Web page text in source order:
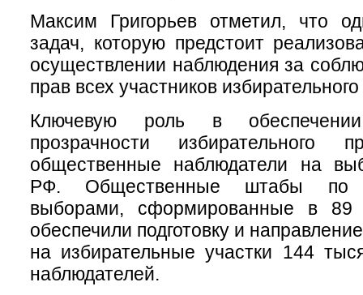
Максим Григорьев отметил, что
задач, которую предстоит
осуществлении наблюдения за
прав всех участников
Ключевую роль в
прозрачности избирательного
общественные наблюдатели на
РФ. Общественные штабы по
выборами, сформированные в 89
обеспечили подготовку и
на избирательные участки 144
наблюдателей.